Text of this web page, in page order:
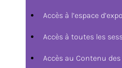
Accès à l’espace
Accès à toutes les
Accès au Contenu